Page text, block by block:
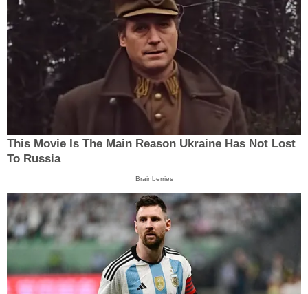
This Movie Is The Main Reason Ukraine Has Not Lost
To Russia
Brainberries